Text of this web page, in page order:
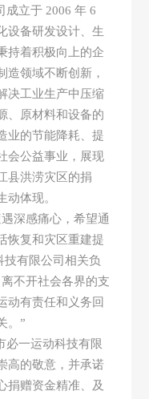
立于 2006 年 6
设备研发设计、生
持着积极向上的企
造领域不断创新，
决工业生产中压缩
、原材料和设备的
业的节能降耗、提
会公益事业，展现
县洪涝灾区的捐
体现。​
深感痛心，希望通
恢复和灾区重建提
技有限公司相关负
不开社会各界的支
动有责任和义务回
。”​
一运动科技有限
高的敬意，并承诺
捐赠资金精准、及